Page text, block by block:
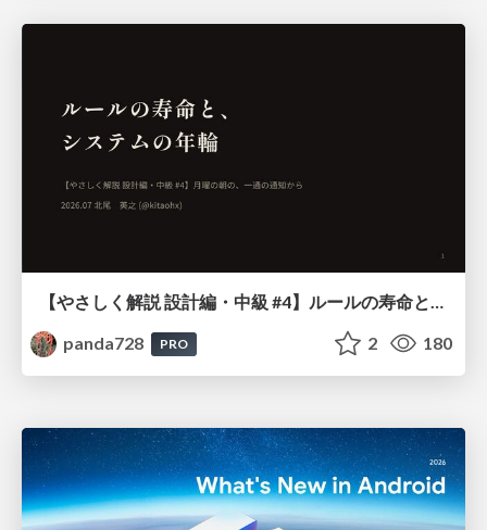
【やさしく解説 設計編・中級 #4】ルールの寿命と、システムの年輪
panda728
PRO 2 180